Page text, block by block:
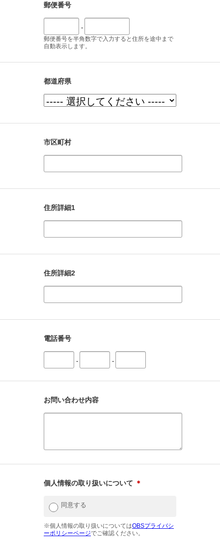
郵便番号
-
郵便番号を半角数字で入力すると住所を途中まで
自動表示します。
都道府県
市区町村
住所詳細1
住所詳細2
電話番号
- -
お問い合わせ内容
個人情報の取り扱いについて ＊
同意する
※個人情報の取り扱いについてはOBSプライバシ
ーポリシーページでご確認ください。